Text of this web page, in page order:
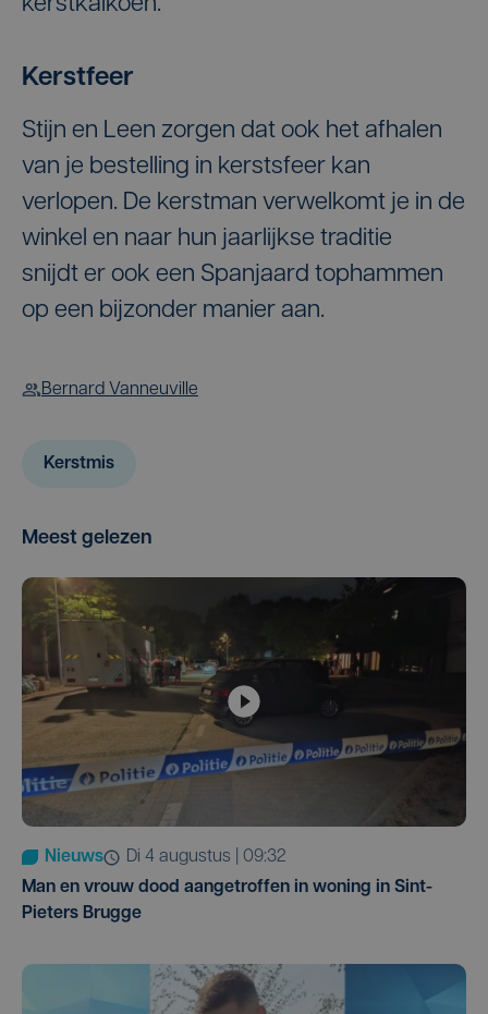
Kerstfeer
Stijn en Leen zorgen dat ook het afhalen
van je bestelling in kerstsfeer kan
verlopen. De kerstman verwelkomt je in de
winkel en naar hun jaarlijkse traditie
snijdt er ook een Spanjaard tophammen
op een bijzonder manier aan.
Bernard Vanneuville
Kerstmis
Meest gelezen
Nieuws
di 4 augustus | 09:32
Man en vrouw dood aangetroffen in woning in Sint-
Pieters Brugge